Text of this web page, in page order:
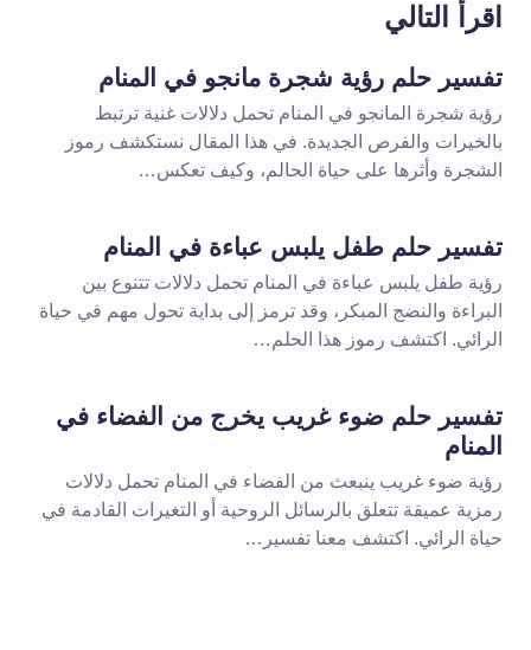
اقرأ التالي
تفسير حلم رؤية شجرة مانجو في المنام
رؤية شجرة المانجو في المنام تحمل دلالات غنية ترتبط
بالخيرات والفرص الجديدة. في هذا المقال نستكشف رموز
الشجرة وأثرها على حياة الحالم، وكيف تعكس…
تفسير حلم طفل يلبس عباءة في المنام
رؤية طفل يلبس عباءة في المنام تحمل دلالات تتنوع بين
البراءة والنضج المبكر، وقد ترمز إلى بداية تحول مهم في حياة
الرائي. اكتشف رموز هذا الحلم…
تفسير حلم ضوء غريب يخرج من الفضاء في
المنام
رؤية ضوء غريب ينبعث من الفضاء في المنام تحمل دلالات
رمزية عميقة تتعلق بالرسائل الروحية أو التغيرات القادمة في
حياة الرائي. اكتشف معنا تفسير…